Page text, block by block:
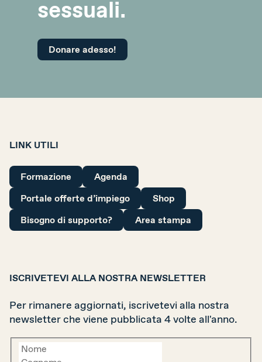
sessuali.
Donare adesso!
LINK UTILI
Formazione
Agenda
Portale offerte d’impiego
Shop
Bisogno di supporto?
Area stampa
ISCRIVETEVI ALLA NOSTRA NEWSLETTER
Per rimanere aggiornati, iscrivetevi alla nostra
newsletter che viene pubblicata 4 volte all'anno.